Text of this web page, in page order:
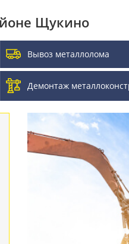
Щукино
Вывоз металлолома
Демонтаж